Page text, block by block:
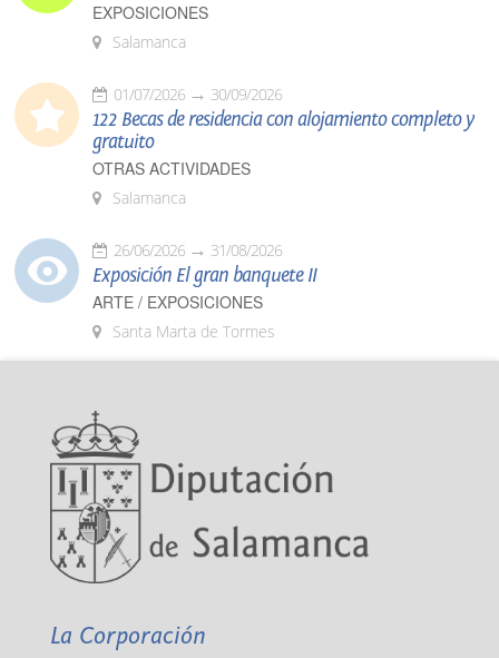
EXPOSICIONES
Salamanca
01/07/2026 30/09/2026
122 Becas de residencia con alojamiento completo y
gratuito
OTRAS ACTIVIDADES
Salamanca
26/06/2026 31/08/2026
Exposición El gran banquete II
ARTE / EXPOSICIONES
Santa Marta de Tormes
La Corporación